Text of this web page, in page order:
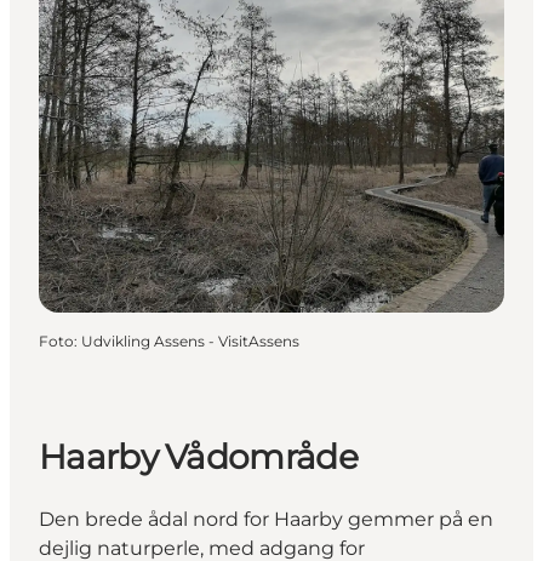
Foto: Udvikling Assens - VisitAssens
Haarby Vådområde
Den brede ådal nord for Haarby gemmer på en
dejlig naturperle, med adgang for